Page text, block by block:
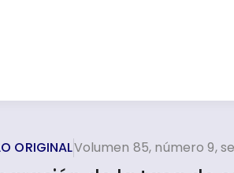
ORIGINALVolumen 85, número 9,